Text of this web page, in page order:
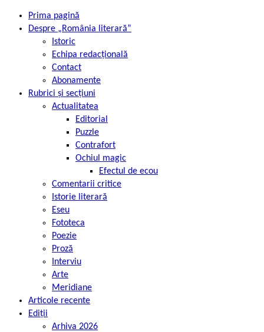
Prima pagină
Despre „România literară”
Istoric
Echipa redacțională
Contact
Abonamente
Rubrici și secțiuni
Actualitatea
Editorial
Puzzle
Contrafort
Ochiul magic
Efectul de ecou
Comentarii critice
Istorie literară
Eseu
Fototeca
Poezie
Proză
Interviu
Arte
Meridiane
Articole recente
Ediții
Arhiva 2026